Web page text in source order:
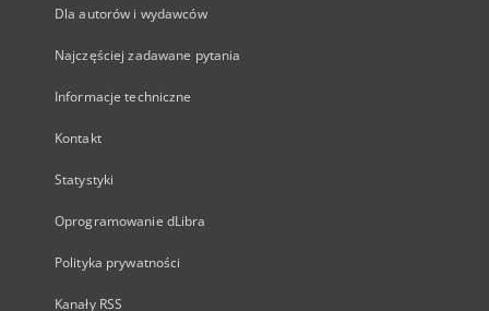
Dla autorów i wydawców
Najczęściej zadawane pytania
Informacje techniczne
Kontakt
Statystyki
Oprogramowanie dLibra
Polityka prywatności
Kanały RSS